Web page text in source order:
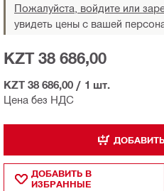
Пожалуйста, войдите или
увидеть цены с вашей
Цена без НДС
KZT 38 686,00
KZT 38 686,00 / 1 шт.
ДОБАВИТЬ В
ИЗБРАННЫЕ